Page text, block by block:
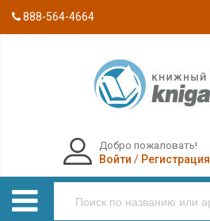
888-564-4664
Добро пожаловать!
Войти / Регистрация